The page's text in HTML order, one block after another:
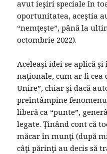
avut ieşiri speciale în
oportunitatea, aceştia
“nemţeşte”, până la
octombrie 2022).
Aceleaşi idei se aplică
naţionale, cum ar fi cea
Unire”, chiar şi dacă
preîntâmpine
liberă ca “punte”,
legate. Ţinând cont că
măcar în munţi (după
câţi părinţi au decis să